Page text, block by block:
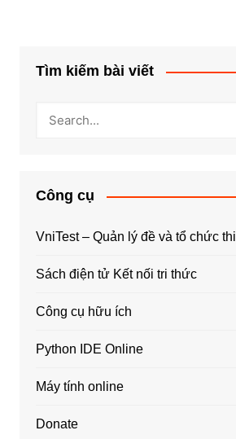
Tìm kiếm bài viết
Công cụ
VniTest – Quản lý đề và tổ chức thi
Sách điện tử Kết nối tri thức
Công cụ hữu ích
Python IDE Online
Máy tính online
Donate